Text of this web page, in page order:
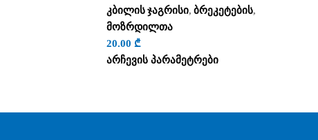
კბილის ჯაგრისი, ბრეკეტების,
მოზრდილთა
20.00 ₾
არჩევის პარამეტრები